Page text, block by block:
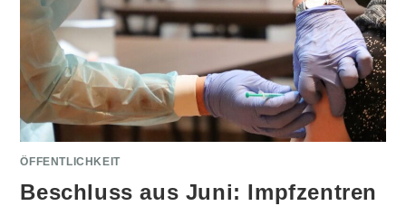
ÖFFENTLICHKEIT
Beschluss aus Juni: Impfzentren